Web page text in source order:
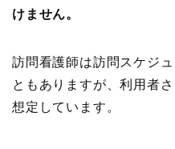
けません。
訪問看護師は訪問スケジ
ともありますが、利用者
想定しています。